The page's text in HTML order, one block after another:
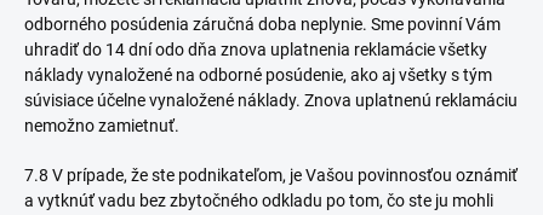
odborného posúdenia záručná doba neplynie. Sme povinní Vám
uhradiť do 14 dní odo dňa znova uplatnenia reklamácie všetky
náklady vynaložené na odborné posúdenie, ako aj všetky s tým
súvisiace účelne vynaložené náklady. Znova uplatnenú reklamáciu
nemožno zamietnuť.
7.8 V prípade, že ste podnikateľom, je Vašou povinnosťou oznámiť
a vytknúť vadu bez zbytočného odkladu po tom, čo ste ju mohli